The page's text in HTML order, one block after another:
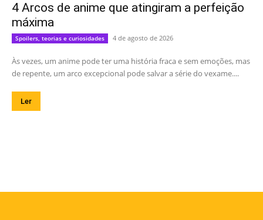
4 Arcos de anime que atingiram a perfeição
máxima
Spoilers, teorias e curiosidades 4 de agosto de 2026
Às vezes, um anime pode ter uma história fraca e sem emoções, mas
de repente, um arco excepcional pode salvar a série do vexame....
Ler